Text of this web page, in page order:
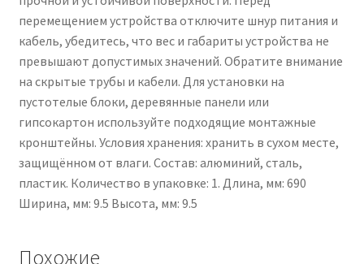
перемещением устройства отключите шнур питания и
кабель, убедитесь, что вес и габариты устройства не
превышают допустимых значений. Обратите внимание
на скрытые трубы и кабели. Для установки на
пустотелые блоки, деревянные панели или
гипсокартон используйте подходящие монтажные
кронштейны. Условия хранения: хранить в сухом месте,
защищённом от влаги. Состав: алюминий, сталь,
пластик. Количество в упаковке: 1. Длина, мм: 690
Ширина, мм: 9.5 Высота, мм: 9.5
Похожие